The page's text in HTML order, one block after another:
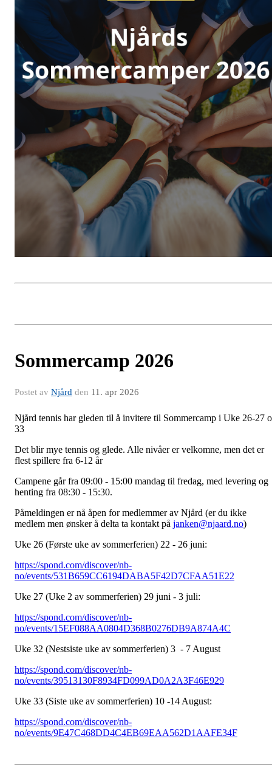
Sommercamp 2026
Postet av Njård den 11. apr 2026
Njård tennis har gleden til å invitere til Sommercamp i Uke 26-27
33
Det blir mye tennis og glede. Alle nivåer er velkomne, men det er
flest spillere fra 6-12 år
Campene går fra 09:00 - 15:00 mandag til fredag, med levering og
henting fra 08:30 - 15:30.
Påmeldingen er nå åpen for medlemmer av Njård (er du ikke
medlem men ønsker å delta ta kontakt på janken@njaard.no)
Uke 26 (Første uke av sommerferien) 22 - 26 juni:
https://spond.com/discover/nb-
no/events/531B659CC6194DABA5F42D7CFAA51E22
Uke 27 (Uke 2 av sommerferien) 29 juni - 3 juli:
https://spond.com/discover/nb-
no/events/15EF088AA0804D368B0276DB9A874A4C
Uke 32 (Nestsiste uke av sommerferien) 3 - 7 August
https://spond.com/discover/nb-
no/events/39513130F8934FD099AD0A2A3F46E929
Uke 33 (Siste uke av sommerferien) 10 -14 August:
https://spond.com/discover/nb-
no/events/9E47C468DD4C4EB69EAA562D1AAFE34F